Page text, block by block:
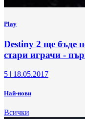
Play
Destiny 2 ще бъде
стари играчи -
5 | 18.05.2017
Най-нови
Всички